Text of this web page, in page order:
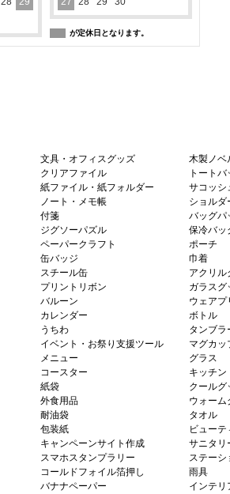
が定休日となります。
文具・オフィスグッズ
クリアファイル
紙ファイル・紙フォルダー
ノート・メモ帳
付箋
ジグソーパズル
ペーパークラフト
缶バッジ
スチール缶
プリントリボン
バルーン
カレンダー
うちわ
イベント・お祭り支援ツール
メニュー
コースター
紙袋
外食用品
耐油袋
包装紙
キャンペーンサイト作成
スマホスタンプラリー
コールドフォイル箔押し
バナナペーパー
木製ノベ
トートバ
サコッシ
ショルダ
バッグパ
保冷バッ
ポーチ
巾着
アクリル
ガラスグ
ウェアプ
ボトル
タンブラ
マグカッ
グラス
キッチン
クールグ
ウォーム
タオル
ビューテ
サニタリ
ステーシ
雨具
インテリ